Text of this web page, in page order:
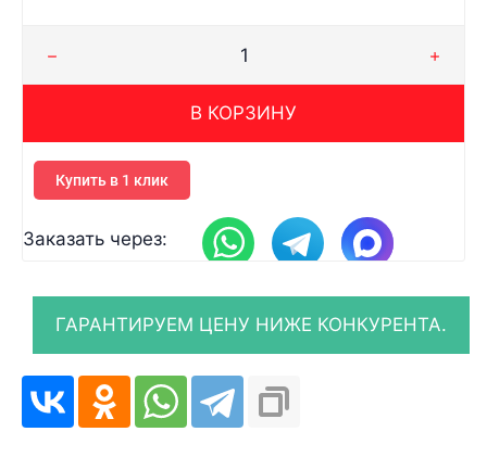
В КОРЗИНУ
Купить в 1 клик
Заказать через: